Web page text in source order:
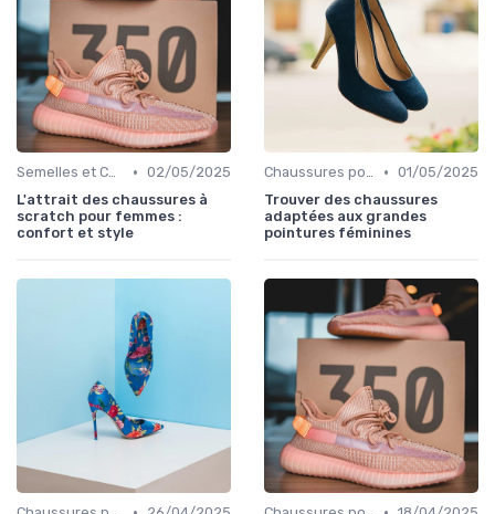
Semelles et Confort du Pied • 02/05/2025
L'attrait des chaussures à
scratch pour femmes :
confort et style
Chaussures pour Occasions Spéciales • 01/05/2025
Trouver des chaussures
adaptées aux grandes
pointures féminines